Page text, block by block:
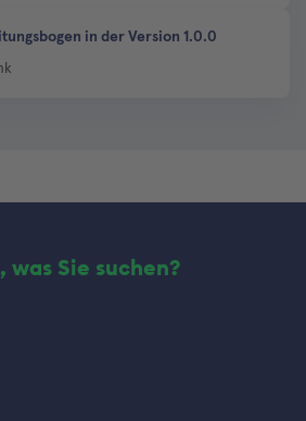
in der Version 1.0.0
Sie suchen?